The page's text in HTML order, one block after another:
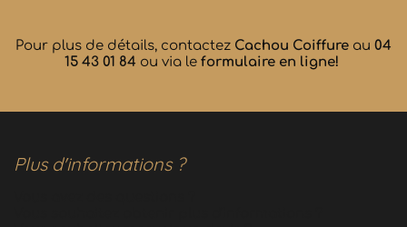
Pour plus de détails, contactez Cachou Coiffure au 04
15 43 01 84 ou via le formulaire en ligne!
Plus d'informations ?